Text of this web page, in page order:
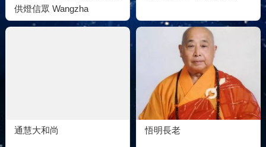
供燈信眾 Wangzha
Shangzun Chants Sutras at
通慧大和尚 悟明長老